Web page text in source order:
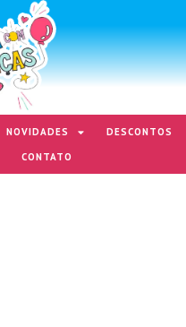
NOVIDADES
DESCONTOS
CONTATO